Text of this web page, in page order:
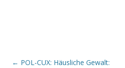
Beitrags-Navigation
← POL-CUX: Häusliche Gewalt: